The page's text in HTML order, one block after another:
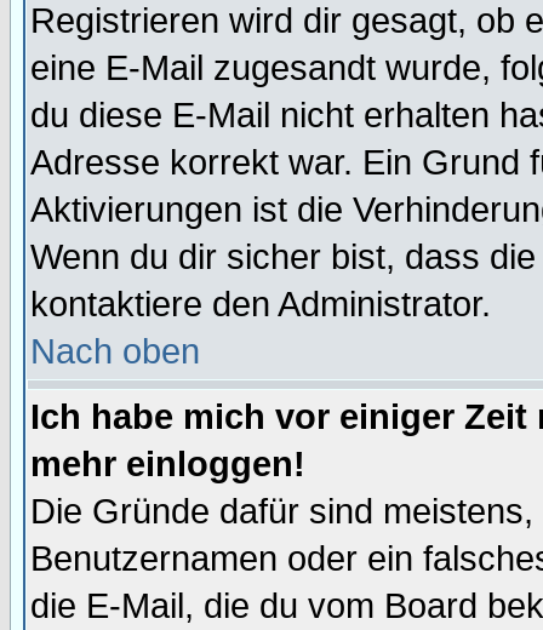
Registrieren wird dir gesagt, ob
eine E-Mail zugesandt wurde,
du diese E-Mail nicht erhalten
Adresse korrekt war. Ein Grund
Aktivierungen ist die
Wenn du dir sicher bist, dass
kontaktiere den Administrator.
Nach oben
Ich habe mich vor einiger
mehr einloggen!
Die Gründe dafür sind
Benutzernamen oder ein
die E-Mail, die du vom Board